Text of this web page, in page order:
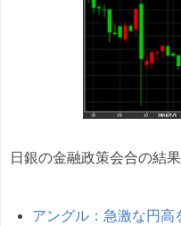
日銀の金融政策会合の結
アングル：急激な円高